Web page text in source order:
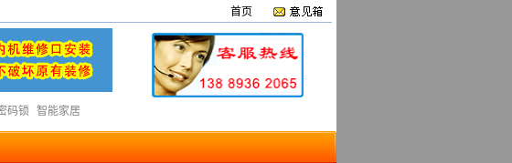
首页
码锁 智能家居